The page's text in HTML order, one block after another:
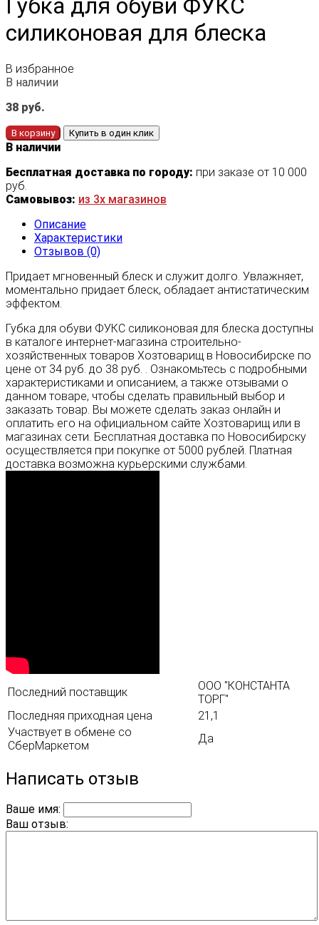
Губка для обуви ФУКС
силиконовая для блеска
В избранное
В наличии
38 руб.
В корзину Купить в один клик
В наличии
Бесплатная доставка по городу: при заказе от 10 000
руб.
Самовывоз: из 3х магазинов
Описание
Характеристики
Отзывов (0)
Придает мгновенный блеск и служит долго. Увлажняет,
моментально придает блеск, обладает антистатическим
эффектом.
Губка для обуви ФУКС силиконовая для блеска доступны
в каталоге интернет-магазина строительно-
хозяйственных товаров Хозтоварищ в Новосибирске по
цене от 34 руб. до 38 руб. . Ознакомьтесь с подробными
характеристиками и описанием, а также отзывами о
данном товаре, чтобы сделать правильный выбор и
заказать товар. Вы можете сделать заказ онлайн и
оплатить его на официальном сайте Хозтоварищ или в
магазинах сети. Бесплатная доставка по Новосибирску
осуществляется при покупке от 5000 рублей. Платная
доставка возможна курьерскими службами.
Последний поставщик
ООО "КОНСТАНТА
ТОРГ"
Последняя приходная цена
21,1
Участвует в обмене со
СберМаркетом
Да
Написать отзыв
Ваше имя:
Ваш отзыв: